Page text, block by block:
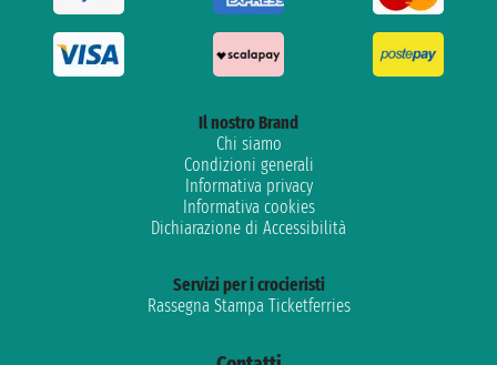
Il nostro Brand
Chi siamo
Condizioni generali
Informativa privacy
Informativa cookies
Dichiarazione di Accessibilità
Servizi per i crocieristi
Rassegna Stampa Ticketferries